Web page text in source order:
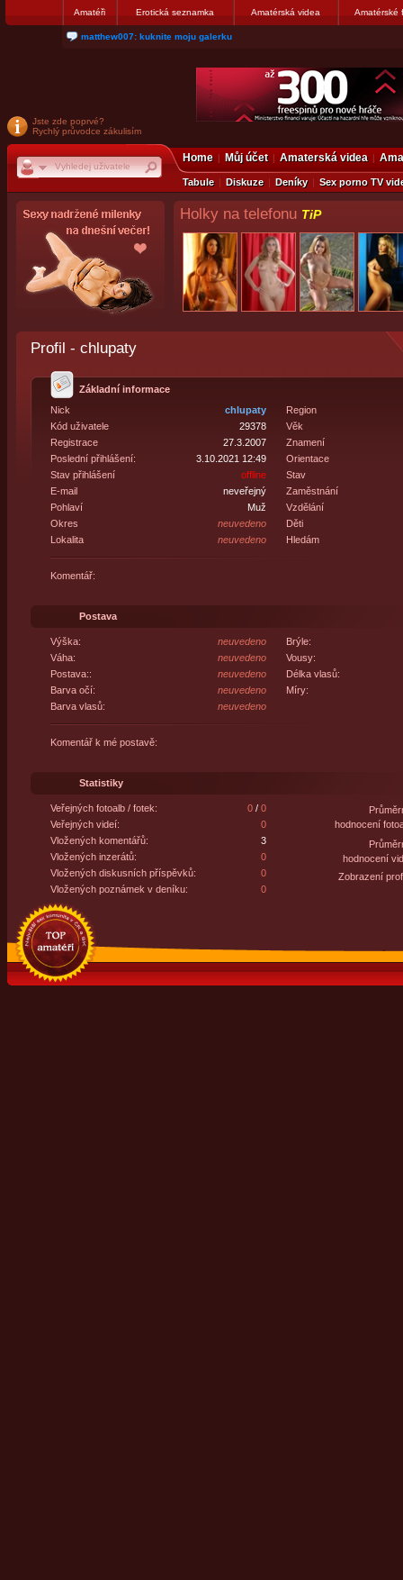
Amatéři Erotická seznamka Amatérská videa Amatérské
matthew007: kuknite moju galerku
Jste zde poprvé?
Rychlý průvodce zákulisím
Home Můj účet Amaterská videa
Tabule Diskuze Deníky Sex porno TV
Holky na telefonu TiP
Profil - chlupaty
Základní informace
Nick
chlupaty
Kód uživatele
29378
Registrace
27.3.2007
Poslední přihlášení:
3.10.2021 12:49
Stav přihlášení
offline
E-mail
neveřejný
Pohlaví
Muž
Okres
neuvedeno
Lokalita
neuvedeno
Region
Věk
Znamení
Orientace
Stav
Zaměstnání
Vzdělání
Děti
Hledám
Komentář:
Postava
Výška:
neuvedeno
Váha:
neuvedeno
Postava::
neuvedeno
Barva očí:
neuvedeno
Barva vlasů:
neuvedeno
Brýle:
Vousy:
Délka vlasů:
Míry:
Komentář k mé postavě:
Statistiky
Veřejných fotoalb / fotek: 0/ 0
Veřejných videí:
0
Vložených komentářů:
3
Vložených inzerátů:
0
Vložených diskusních příspěvků:
0
Vložených poznámek v deníku:
0
hodnocení
hodnocení
Zobrazení